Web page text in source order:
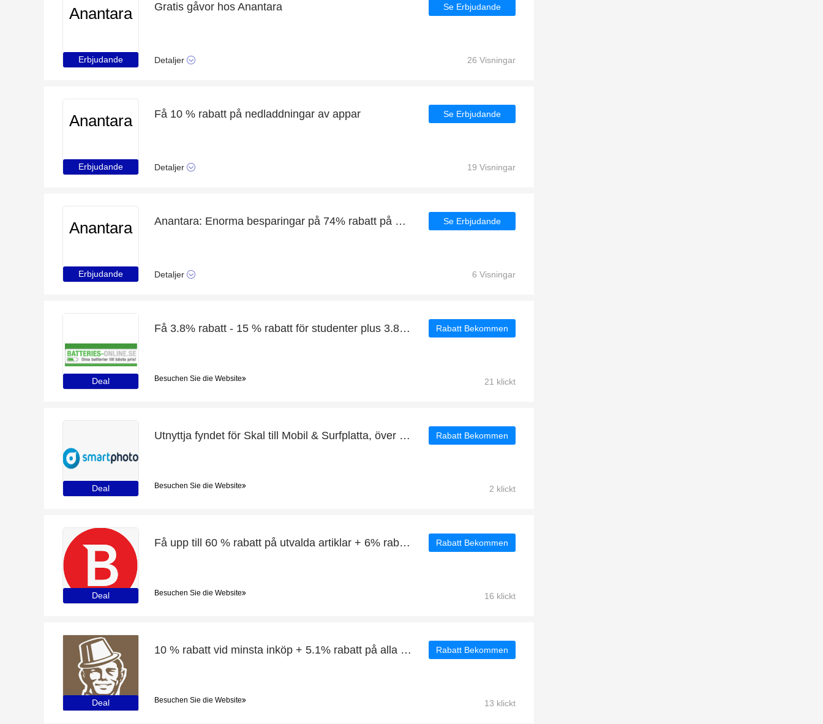
Anantara
Erbjudande
Gratis gåvor hos Anantara
Detaljer
Se Erbjudande
26 Visningar
Anantara
Erbjudande
Få 10 % rabatt på nedladdningar av appar
Detaljer
Se Erbjudande
19 Visningar
Anantara
Erbjudande
Anantara: Enorma besparingar på 74% rabatt på hela sajten bara denna månad
Detaljer
Se Erbjudande
6 Visningar
Deal
Få 3.8% rabatt - 15 % rabatt för studenter plus 3.8% rabatt för Dubbelladdare Foto/Video
Besuchen Sie die Website
Rabatt Bekommen
21 klickt
Deal
Utnyttja fyndet för Skal till Mobil & Surfplatta, över 7% rabatt
Besuchen Sie die Website
Rabatt Bekommen
2 klickt
Deal
Få upp till 60 % rabatt på utvalda artiklar + 6% rabatt på Bitdefender Internet Security
Besuchen Sie die Website
Rabatt Bekommen
16 klickt
Deal
10 % rabatt vid minsta inköp + 5.1% rabatt på alla Espresso Crema e Gusto - Lavazza
Besuchen Sie die Website
Rabatt Bekommen
13 klickt